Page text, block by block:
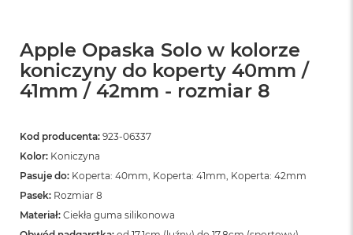
Apple Opaska Solo w kolorze
koniczyny do koperty 40mm /
41mm / 42mm - rozmiar 8
Kod producenta: 923-06337
Kolor: Koniczyna
Pasuje do: Koperta: 40mm, Koperta: 41mm, Koperta: 42mm
Pasek: Rozmiar 8
Materiał: Ciekła guma silikonowa